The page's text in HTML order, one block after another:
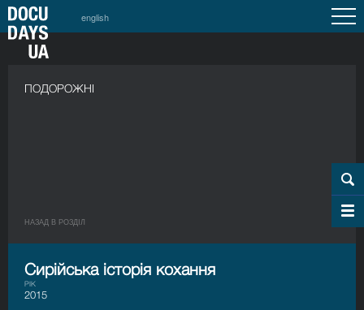
english
ПОДОРОЖНІ
НАЗАД В РОЗДIЛ
Сирійська історія кохання
РІК
2015